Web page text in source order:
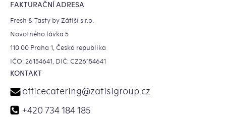
FAKTURAČNÍ ADRESA
Fresh & Tasty by Zátiší s.r.o.
Novotného lávka 5
110 00 Praha 1, Česká republika
IČO: 26154641, DIČ: CZ26154641
KONTAKT
officecatering@zatisigroup.cz
+420 734 184 185